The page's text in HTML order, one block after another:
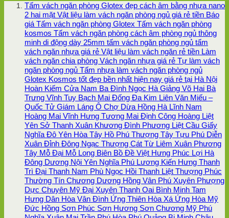
Tấm vách ngăn phòng Glotex đẹp cách âm bằng nhựa nano
2 hai mặt Vật liệu làm vách ngăn phòng ngủ giá rẻ tiền Báo
giá Tấm vách ngăn phòng Glotex Tấm vách ngăn phòng
kosmos Tấm vách ngăn phòng cách âm phòng ngủ thông
minh di động dày 25mm tấm vách ngăn phòng ngủ tấm
vách ngăn nhựa giá rẻ Vật liệu làm vách ngăn rẻ tiền Làm
vách ngăn chia phòng Vách ngăn nhựa giá rẻ Tự làm vách
ngăn phòng ngủ Tấm nhựa làm vách ngăn phòng ngủ
Glotex Kosmos tốt đẹp bền nhất hiện nay giá rẻ tại Hà Nội
Hoàn Kiếm Cửa Nam Ba Đình Ngọc Hà Giảng Võ Hai Bà
Trưng Vĩnh Tuy Bạch Mai Đống Đa Kim Liên Văn Miếu –
Quốc Tử Giám Láng Ô Chợ Dừa Hồng Hà Lĩnh Nam
Hoàng Mai Vĩnh Hưng Tương Mai Định Công Hoàng Liệt
Yên Sở Thanh Xuân Khương Đình Phương Liệt Cầu Giấy
Nghĩa Đô Yên Hòa Tây Hồ Phú Thượng Tây Tựu Phú Diễn
Xuân Đỉnh Đông Ngạc Thượng Cát Từ Liêm Xuân Phương
Tây Mỗ Đại Mỗ Long Biên Bồ Đề Việt Hưng Phúc Lợi Hà
Đông Dương Nội Yên Nghĩa Phú Lương Kiến Hưng Thanh
Trì Đại Thanh Nam Phù Ngọc Hồi Thanh Liệt Thượng Phúc
Thường Tín Chương Dương Hồng Vân Phú Xuyên Phượng
Dực Chuyên Mỹ Đại Xuyên Thanh Oai Bình Minh Tam
Hưng Dân Hòa Vân Đình Ứng Thiên Hòa Xá Ứng Hòa Mỹ
Đức Hồng Sơn Phúc Sơn Hương Sơn Chương Mỹ Phú